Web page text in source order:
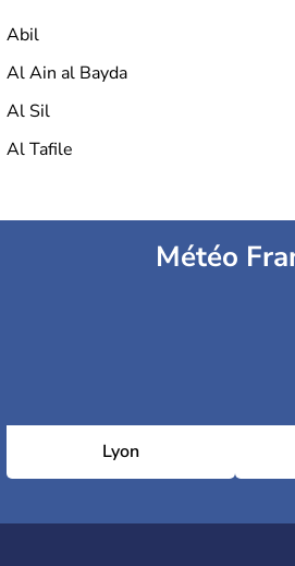
Abil
Al Ain al Bayda
Al Sil
Al Tafile
Météo
Lyon